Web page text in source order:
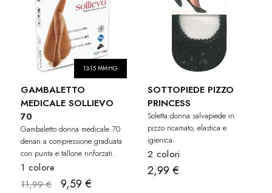
13-15 MMHG
GAMBALETTO
MEDICALE SOLLIEVO
70
Gambaletto donna medicale 70
denari a compressione graduata
con punta e tallone rinforzati.
1 colore
11,99 €
9,59 €
SOTTOPIEDE PIZZO
PRINCESS
Soletta donna salvapiede in
pizzo ricamato, elastica e
igienica.
2 colori
2,99 €